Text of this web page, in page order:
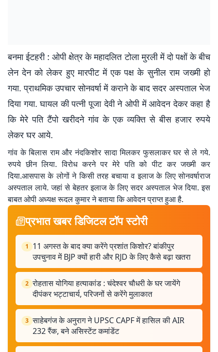
बनमा ईटहरी : ओपी क्षेत्र के महादलित टोला मुरली में दो पक्षों के बीच
लेन देन को लेकर हुए मारपीट में एक पक्ष के सुनील राम जख्मी हो
गया. प्राथमिक उपचार सोनवर्षा में कराने के बाद सदर अस्पताल भेज
दिया गया. घायल की पत्नी पूजा देवी ने ओपी में आवेदन देकर कहा है
कि मेरे पति टैंपो खरीदने गांव के एक व्यक्ति से बीस हजार रुपये
लेकर घर आये.
गांव के बिलास राम और नंदकिशोर सादा मिलकर फुसलाकर घर से ले गये.
रुपये छीन लिया. विरोध करने पर मेरे पति को पीट कर जख्मी कर
दिया.आसपास के लोगों ने किसी तरह बचाया व इलाज के लिए सोनवर्षाराज
अस्पताल लाये. जहां से बेहतर इलाज के लिए सदर अस्पताल भेज दिया. इस
बाबत ओपी अध्यक्ष रूदल कुमार ने बताया कि आवेदन प्राप्त हुआ है.
प्रभात खबर डिजिटल टॉप स्टोरी
1
11 अगस्त के बाद क्या करेंगे प्रशांत किशोर? बांकीपुर
उपचुनाव में BJP क्यों हारी और RJD के लिए कैसे बढ़ा खतरा
2 रोहतास योगिया हत्याकांड : चंदेश्वर चौधरी के घर जायेंगे
दीपंकर भट्टाचार्य, परिजनों से करेंगे मुलाकात
3 साहेबगंज के अनुराग ने UPSC CAPF में हासिल की AIR
232 रैंक, बने असिस्टेंट कमांडेंट